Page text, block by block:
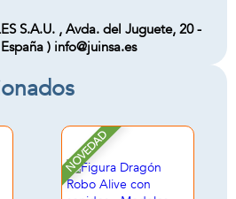
S.A.U. , Avda. del Juguete, 20 -
) info@juinsa.es
NOVEDAD